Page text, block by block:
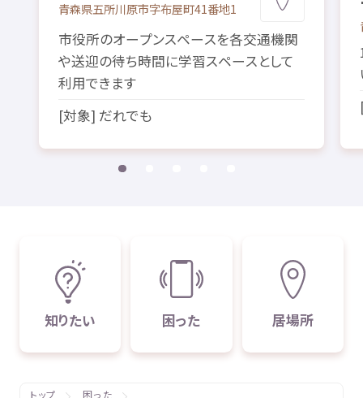
青森県五所川原市字布屋町41番地1
市役所のオープンスペースを各交通機関
や送迎の待ち時間に学習スペースとして
利用できます
[対象] だれでも
知りたい 困った 居場所
トップ
困った